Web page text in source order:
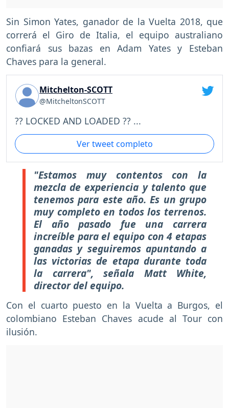
Sin Simon Yates, ganador de la Vuelta 2018, que
correrá el Giro de Italia, el equipo australiano
confiará sus bazas en Adam Yates y Esteban
Chaves para la general.
Mitchelton-SCOTT
@MitcheltonSCOTT
?? LOCKED AND LOADED ?? ...
Ver tweet completo
"Estamos muy contentos con la
mezcla de experiencia y talento que
tenemos para este año. Es un grupo
muy completo en todos los terrenos.
El año pasado fue una carrera
increíble para el equipo con 4 etapas
ganadas y seguiremos apuntando a
las victorias de etapa durante toda
la carrera", señala Matt White,
director del equipo.
Con el cuarto puesto en la Vuelta a Burgos, el
colombiano Esteban Chaves acude al Tour con
ilusión.